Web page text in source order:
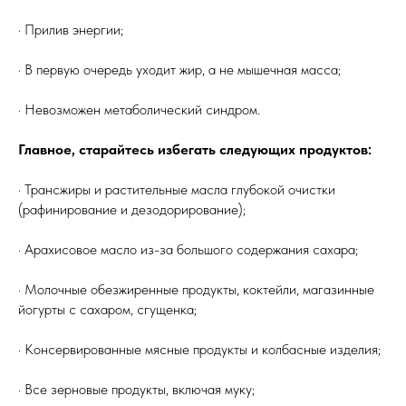
· Прилив энергии;
· В первую очередь уходит жир, а не мышечная масса;
· Невозможен метаболический синдром.
Главное, старайтесь избегать следующих продуктов:
· Трансжиры и растительные масла глубокой очистки
(рафинирование и дезодорирование);
· Арахисовое масло из-за большого содержания сахара;
· Молочные обезжиренные продукты, коктейли, магазинные
йогурты с сахаром, сгущенка;
· Консервированные мясные продукты и колбасные изделия;
· Все зерновые продукты, включая муку;